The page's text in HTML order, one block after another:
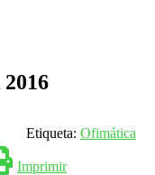
Etiqueta: Ofimática
Imprimir